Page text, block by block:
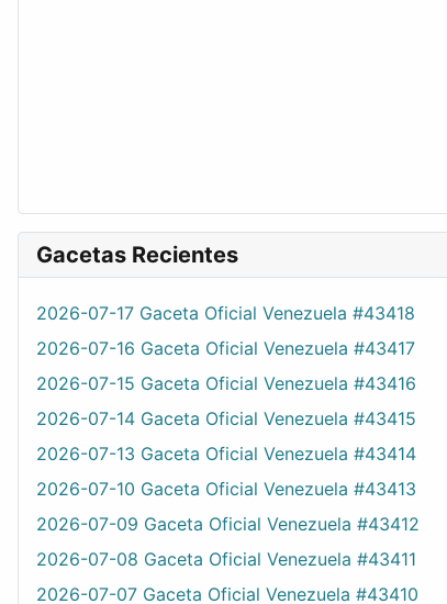
Gacetas Recientes
2026-07-17 Gaceta Oficial Venezuela #43418
2026-07-16 Gaceta Oficial Venezuela #43417
2026-07-15 Gaceta Oficial Venezuela #43416
2026-07-14 Gaceta Oficial Venezuela #43415
2026-07-13 Gaceta Oficial Venezuela #43414
2026-07-10 Gaceta Oficial Venezuela #43413
2026-07-09 Gaceta Oficial Venezuela #43412
2026-07-08 Gaceta Oficial Venezuela #43411
2026-07-07 Gaceta Oficial Venezuela #43410